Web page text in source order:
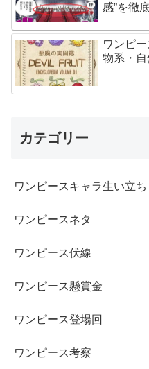
感”を徹
ワンピ
物系・
カテゴリー
ワンピースキャラ生い立ち
ワンピースネタ
ワンピース伏線
ワンピース懸賞金
ワンピース登場回
ワンピース考察